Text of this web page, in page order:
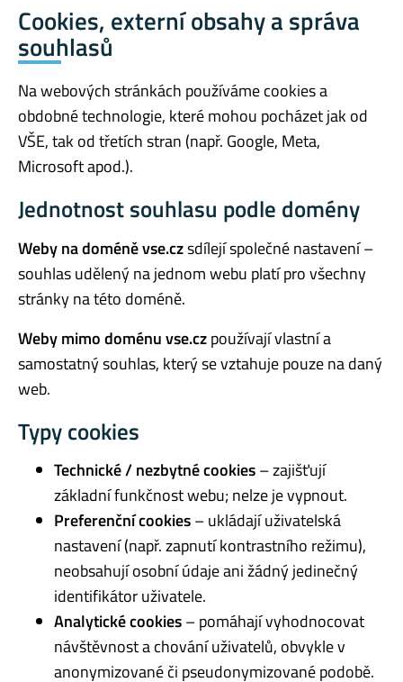
Cookies, externí obsahy a správa
souhlasů
Na webových stránkách používáme cookies a
obdobné technologie, které mohou pocházet jak od
VŠE, tak od třetích stran (např. Google, Meta,
Microsoft apod.).
Jednotnost souhlasu podle domény
Weby na doméně vse.czsdílejí společné nastavení –
souhlas udělený na jednom webu platí pro všechny
stránky na této doméně.
Weby mimo doménu vse.czpoužívají vlastní a
samostatný souhlas, který se vztahuje pouze na daný
web.
Typy cookies
Technické / nezbytné cookies– zajišťují
základní funkčnost webu; nelze je vypnout.
Preferenční cookies– ukládají uživatelská
nastavení (např. zapnutí kontrastního režimu),
neobsahují osobní údaje ani žádný jedinečný
identifikátor uživatele.
Analytické cookies– pomáhají vyhodnocovat
návštěvnost a chování uživatelů, obvykle v
anonymizované či pseudonymizované podobě.